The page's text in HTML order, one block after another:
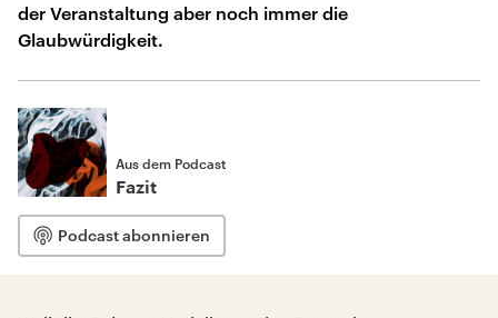
der Veranstaltung aber noch immer die
Glaubwürdigkeit.
Aus dem Podcast
Fazit
Podcast abonnieren